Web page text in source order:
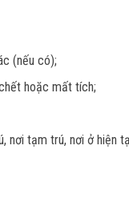
(nếu có);
hoặc mất tích;
nơi tạm trú, nơi ở hiện